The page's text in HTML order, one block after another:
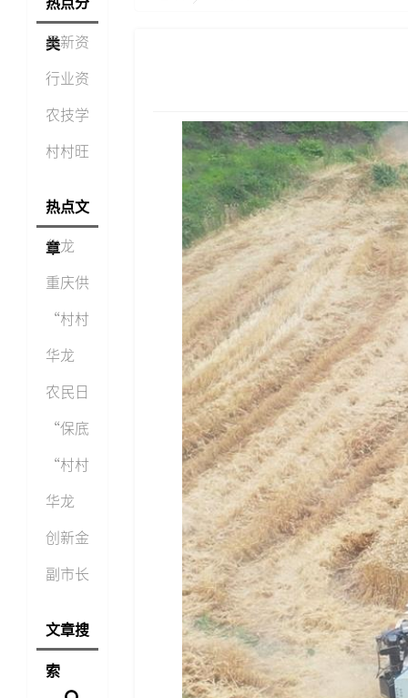
类
最新资
讯
行业资
讯
农技学
堂
村村旺
热点文
章
华龙
网：从
单打独
斗到三
社融
重庆供
销集团
党委委
员、副
总
“村村
旺”
——为
农村电
商加装
新
华龙
网：
“村村
旺”抗
疫保供
有
农民日
报：
430余
吨农产
品上
“保底
收购＋
百万贷
款”
村村
“村村
旺”：
抗疫保
供有电
华龙
网：
“村村
手美菜
网
创新金
融产品
村村旺
解
副市长
考察
“村村
文章搜
索